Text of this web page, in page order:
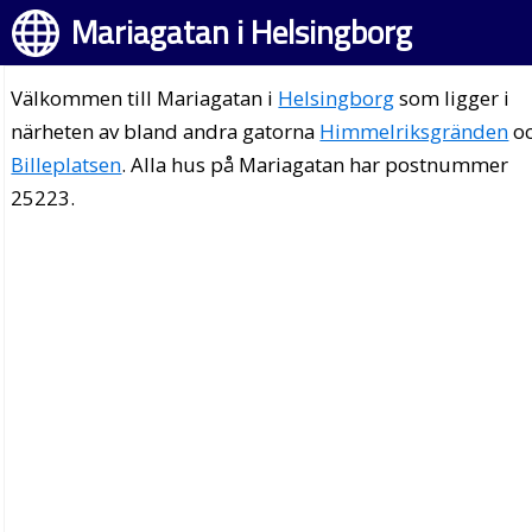
Mariagatan i Helsingborg
Välkommen till Mariagatan i Helsingborgsom ligger i
närheten av bland andra gatorna Himmelriksgränden
Billeplatsen. Alla hus på Mariagatan har postnummer
25223.